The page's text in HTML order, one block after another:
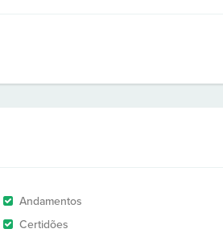
Andamentos
Certidões